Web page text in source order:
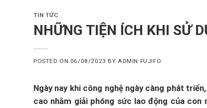
TIN TỨC
NHỮNG TIỆN ÍCH KHI SỬ
POSTED ON 06/08/2023 BYADMIN FUJIFO
Ngày nay khi công nghệ ngày càng phát
cao nhằm giải phóng sức lao động của